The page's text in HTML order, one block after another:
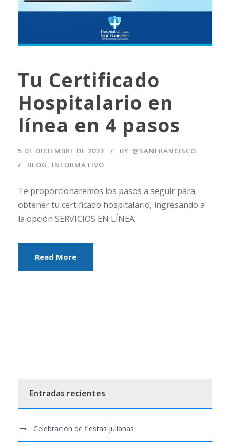
Tu Certificado
Hospitalario en
línea en 4 pasos
5 DE DICIEMBRE DE 2023 BY @SANFRANCISCO
BLOG, INFORMATIVO
Te proporcionaremos los pasos a seguir para
obtener tu certificado hospitalario, ingresando a
la opción SERVICIOS EN LÍNEA
Read More
Entradas recientes
Celebración de fiestas julianas